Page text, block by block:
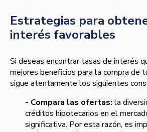
Estrategias para
interés favorables
Si deseas encontrar tasas de interés
mejores beneficios para la compra de
sigue atentamente los siguientes
- Compara las ofertas: la
créditos hipotecarios en el
significativa. Por esta razón, es